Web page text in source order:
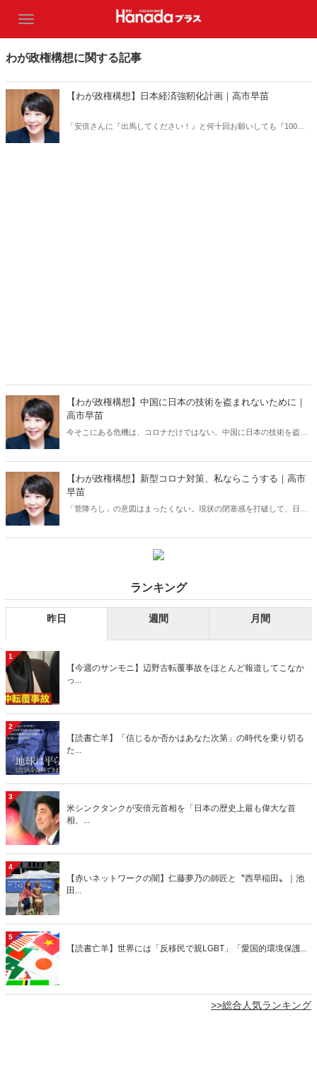
わが政権構想に関する記事
【わが政権構想】日本経済強靭化計画｜高市早苗
「安倍さんに『出馬してください！』と何十回お願いしても『100％
【わが政権構想】中国に日本の技術を盗まれないために｜
高市早苗
今そこにある危機は、コロナだけではない。中国に日本の技術を盗ま
【わが政権構想】新型コロナ対策、私ならこうする｜高市
早苗
「菅降ろし」の意図はまったくない。現状の閉塞感を打破して、日本
ランキング
昨日 週間 月間
1
【今週のサンモニ】辺野古転覆事故をほとんど報道してこなか
っ...
2
【読書亡羊】「信じるか否かはあなた次第」の時代を乗り切る
た...
3
米シンクタンクが安倍元首相を「日本の歴史上最も偉大な首
相、...
4
【赤いネットワークの闇】仁藤夢乃の師匠と〝西早稲田〟｜池
田...
5
【読書亡羊】世界には「反移民で親LGBT」「愛国的環境保護...
>>総合人気ランキング